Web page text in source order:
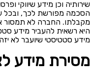
שירותיה וכן מידע שיווקי
הסכמה מפורשת לכך, ובכל
מקבלתו. החברה לא תמסור
היא רשאית להעביר מידע
מידע סטטיסטי שיועבר לא
מסירת מידע